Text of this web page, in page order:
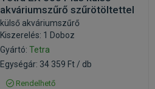
akváriumszűrő szűrötöltettel
külső akváriumszűrő
Kiszerelés: 1 Doboz
Gyártó: Tetra
Egységár: 34 359 Ft / db
Rendelhető